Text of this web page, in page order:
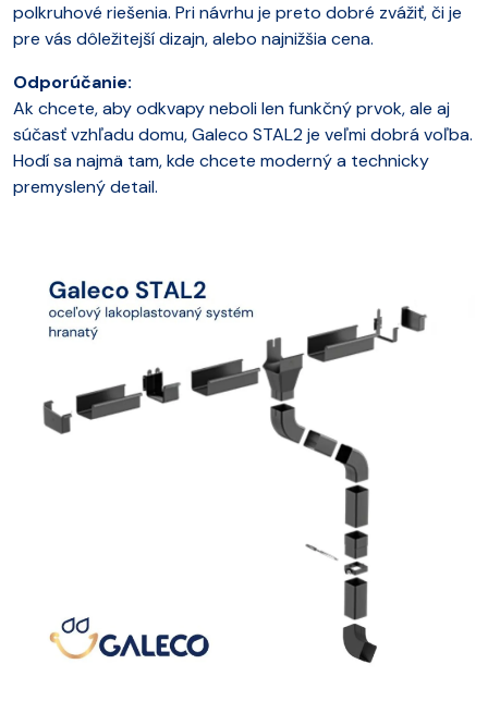
polkruhové riešenia. Pri návrhu je preto dobré zvážiť, či je
pre vás dôležitejší dizajn, alebo najnižšia cena.
Odporúčanie:
Ak chcete, aby odkvapy neboli len funkčný prvok, ale aj
súčasť vzhľadu domu, Galeco STAL2 je veľmi dobrá voľba.
Hodí sa najmä tam, kde chcete moderný a technicky
premyslený detail.